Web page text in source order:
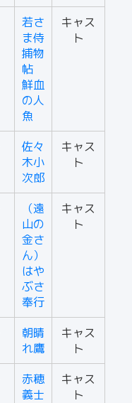
若さ
ま侍
捕物
帖
鮮血
の人
魚
キャス
ト
佐々
木小
次郎
キャス
ト
（遠
山の
金さ
ん）
はや
ぶさ
奉行
キャス
ト
朝晴
れ鷹
キャス
ト
赤穂
義士
キャス
ト